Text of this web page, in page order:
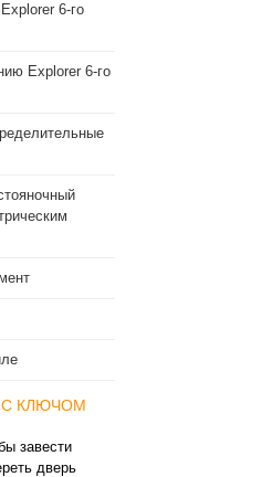
6-го
Explorer 6-го
С КЛЮЧОМ
завести
дверь